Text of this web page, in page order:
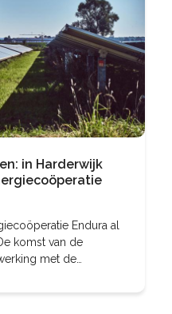
in Harderwijk
Endura al
komst van de
met de